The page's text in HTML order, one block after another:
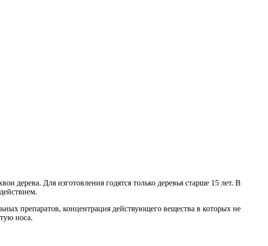
дерева. Для изготовления годятся только деревья старше 15 лет. В
препаратов, концентрация действующего вещества в которых не
носа.